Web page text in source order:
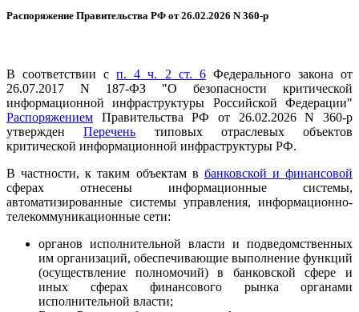
Распоряжение Правительства РФ от 26.02.2026 N 360-р
В соответствии сп. 4 ч. 2 ст. 6Федерального закона от
26.07.2017 N 187-ФЗ "О безопасности критической
информационной инфраструктуры Российской Федерации"
Распоряжением Правительства РФ от 26.02.2026 N 360-р
утвержденПеречень типовых отраслевых объектов
критической информационной инфраструктуры РФ.
В частности, к таким объектам в банковской и финансовой
сферах отнесены информационные системы,
автоматизированные системы управления, информационно-
телекоммуникационные сети:
органов исполнительной власти и подведомственных
им организаций, обеспечивающие выполнение функций
(осуществление полномочий) в банковской сфере и
иных сферах финансового рынка органами
исполнительной власти;